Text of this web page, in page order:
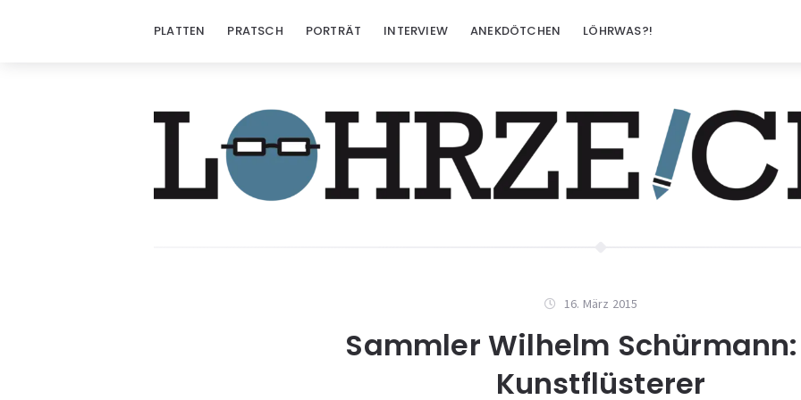
PLATTEN PRATSCH PORTRÄT INTERVIEW ANEKDÖTCHEN LÖHRWAS?!
16. März 2015
Sammler Wilhelm
Kunstflüsterer